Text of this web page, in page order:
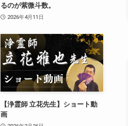
るのが紫微斗数。
2026年4月11日
【浄霊師 立花先生】ショート動
画